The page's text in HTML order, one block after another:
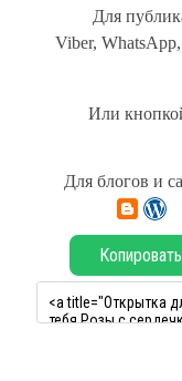
Для
Viber,
Или
Для блогов и
Копировать